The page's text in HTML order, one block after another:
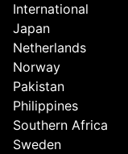
International
Japan
Netherlands
Norway
Pakistan
Philippines
Southern Africa
Sweden